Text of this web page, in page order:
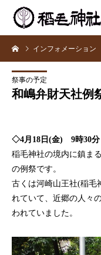
インフォメーション
祭事の予定
和嶋弁財天社例
◇4月18日(金) 9時30分
稲毛神社の境内に鎮ま
の例祭です。
古くは河崎山王社(稲毛
れていて、近郷の人々
われていました。